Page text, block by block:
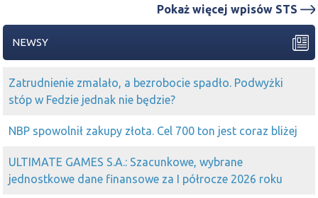
Pokaż więcej wpisów STS
NEWSY
Zatrudnienie zmalało, a bezrobocie spadło. Podwyżki
stóp w Fedzie jednak nie będzie?
NBP spowolnił zakupy złota. Cel 700 ton jest coraz bliżej
ULTIMATE GAMES S.A.: Szacunkowe, wybrane
jednostkowe dane finansowe za I półrocze 2026 roku